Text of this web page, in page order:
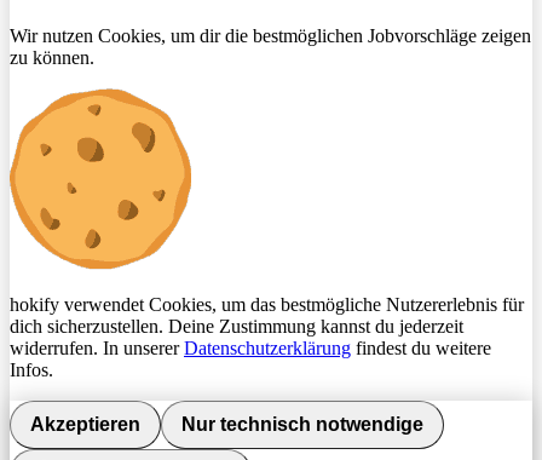
Wir nutzen Cookies, um dir die bestmöglichen Jobvorschläge zeigen
zu können.
hokify verwendet Cookies, um das bestmögliche Nutzererlebnis für
dich sicherzustellen. Deine Zustimmung kannst du jederzeit
widerrufen. In unsererDatenschutzerklärung findest du weitere
Infos.
Akzeptieren Nur technisch notwendige